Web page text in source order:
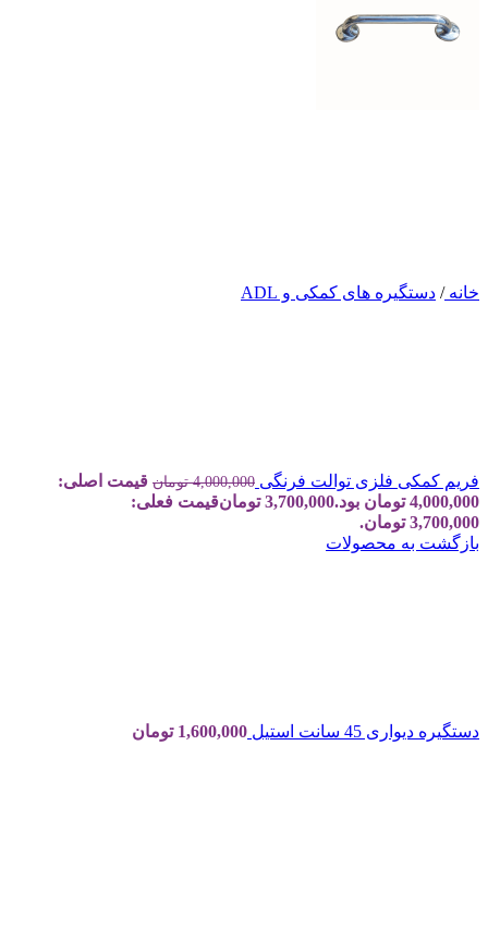
خانه/ دستگیره های کمکی و ADL
فریم کمکی فلزی توالت فرنگی 4,000,000 تومان قیمت اصلی:
4,000,000 تومان بود.
3,700,000 تومانقیمت فعلی:
3,700,000 تومان.
بازگشت به محصولات
دستگیره دیواری 45 سانت استیل 1,600,000 تومان